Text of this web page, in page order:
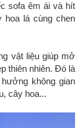
sofa êm ái và hít
hoa lá cùng chen
vật liệu giúp mở
thiên nhiên. Đó là
không gian
cây hoa...